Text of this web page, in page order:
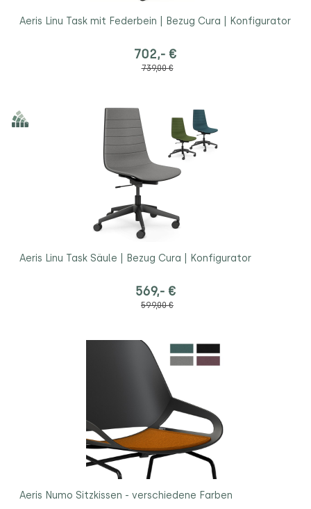
Aeris Linu Task mit Federbein | Bezug Cura | Konfigurator
702,- €
739,00 €
Aeris Linu Task Säule | Bezug Cura | Konfigurator
569,- €
599,00 €
Aeris Numo Sitzkissen - verschiedene Farben